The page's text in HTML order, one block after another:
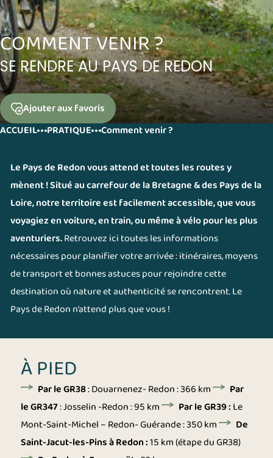
COMMENT VENIR ?
SE RENDRE AU PAYS DE REDON
Ajouteraux favoris
ACCUEIL PRATIQUE Comment venir ?
Le Pays de Redon vous attend et toutes les routes y
mènent ! Situé au carrefour de la Bretagne & des Pays de la
Loire, notre territoire est facilement accessible, que vous
voyagiez en voiture, en train, ou même à vélo pour les plus
aventuriers.Retrouvez ici toutes les informations
nécessaires pour planifier votre arrivée : itinéraires, moyens
de transport et bonnes astuces pour rejoindre cette
destination où nature et authenticité se rencontrent. Le
Pays de Redon n’attend plus que vous !
À PIED
Par le GR38: Douarnenez- Redon : 366 km
Par
le GR347: Josselin -Redon : 95 km Par le GR39 :Le
Mont-Saint-Michel – Redon- Guérande : 350 km
De
Saint-Jacut-les-Pins à Redon :15 km (étape du GR38)